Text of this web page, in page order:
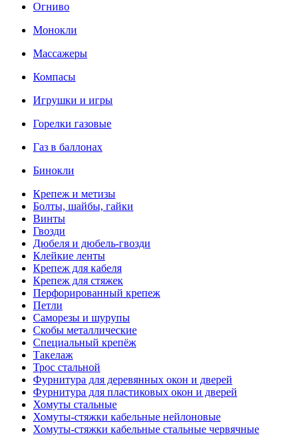
Огниво
Монокли
Массажеры
Компасы
Игрушки и игры
Горелки газовые
Газ в баллонах
Бинокли
Крепеж и метизы
Болты, шайбы, гайки
Винты
Гвозди
Дюбеля и дюбель-гвозди
Клейкие ленты
Крепеж для кабеля
Крепеж для стяжек
Перфорированный крепеж
Петли
Саморезы и шурупы
Скобы металлические
Специальный крепёж
Такелаж
Трос стальной
Фурнитура для деревянных окон и дверей
Фурнитура для пластиковых окон и дверей
Хомуты стальные
Хомуты-стяжки кабельные нейлоновые
Хомуты-стяжки кабельные стальные червячные